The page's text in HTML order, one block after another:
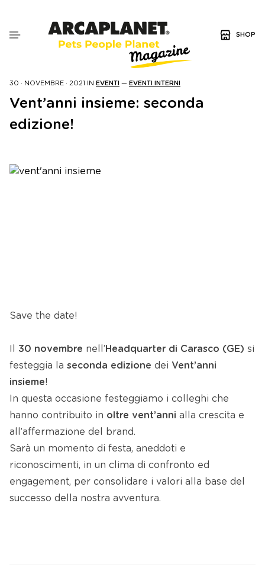
SHOP
30 · NOVEMBRE · 2021 IN EVENTI — EVENTI INTERNI
Vent’anni insieme: seconda
edizione!
Save the date!
30 novembre nell’ Headquarter di Carasco (GE) si
festeggia la seconda edizione dei Vent’anni
insieme!
In questa occasione festeggiamo i colleghi che
hanno contribuito in oltre vent’anni alla crescita e
all’affermazione del brand.
Sarà un momento di festa, aneddoti e
riconoscimenti, in un clima di confronto ed
engagement, per consolidare i valori alla base del
successo della nostra avventura.